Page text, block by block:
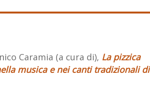
Caramia (a cura di), La pizzica
musica e nei canti tradizionali di